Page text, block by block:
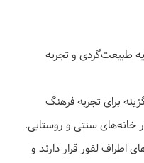
طبیعت‌گردی و تجربه
برای تجربه فرهنگ
خانه‌های سنتی و روستایی.
اطراف لفور قرار دارند و